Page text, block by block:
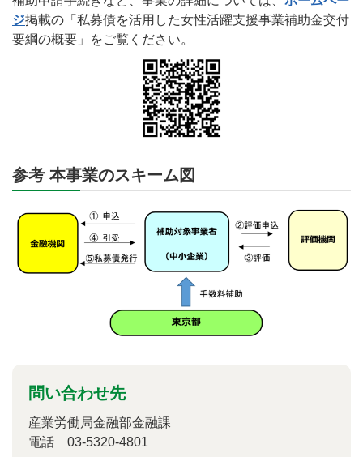
ジ掲載の「私募債を活用した女性活躍支援事業補助金交付
要綱の概要」をご覧ください。
参考 本事業のスキーム図
問い合わせ先
産業労働局金融部金融課
電話 03-5320-4801